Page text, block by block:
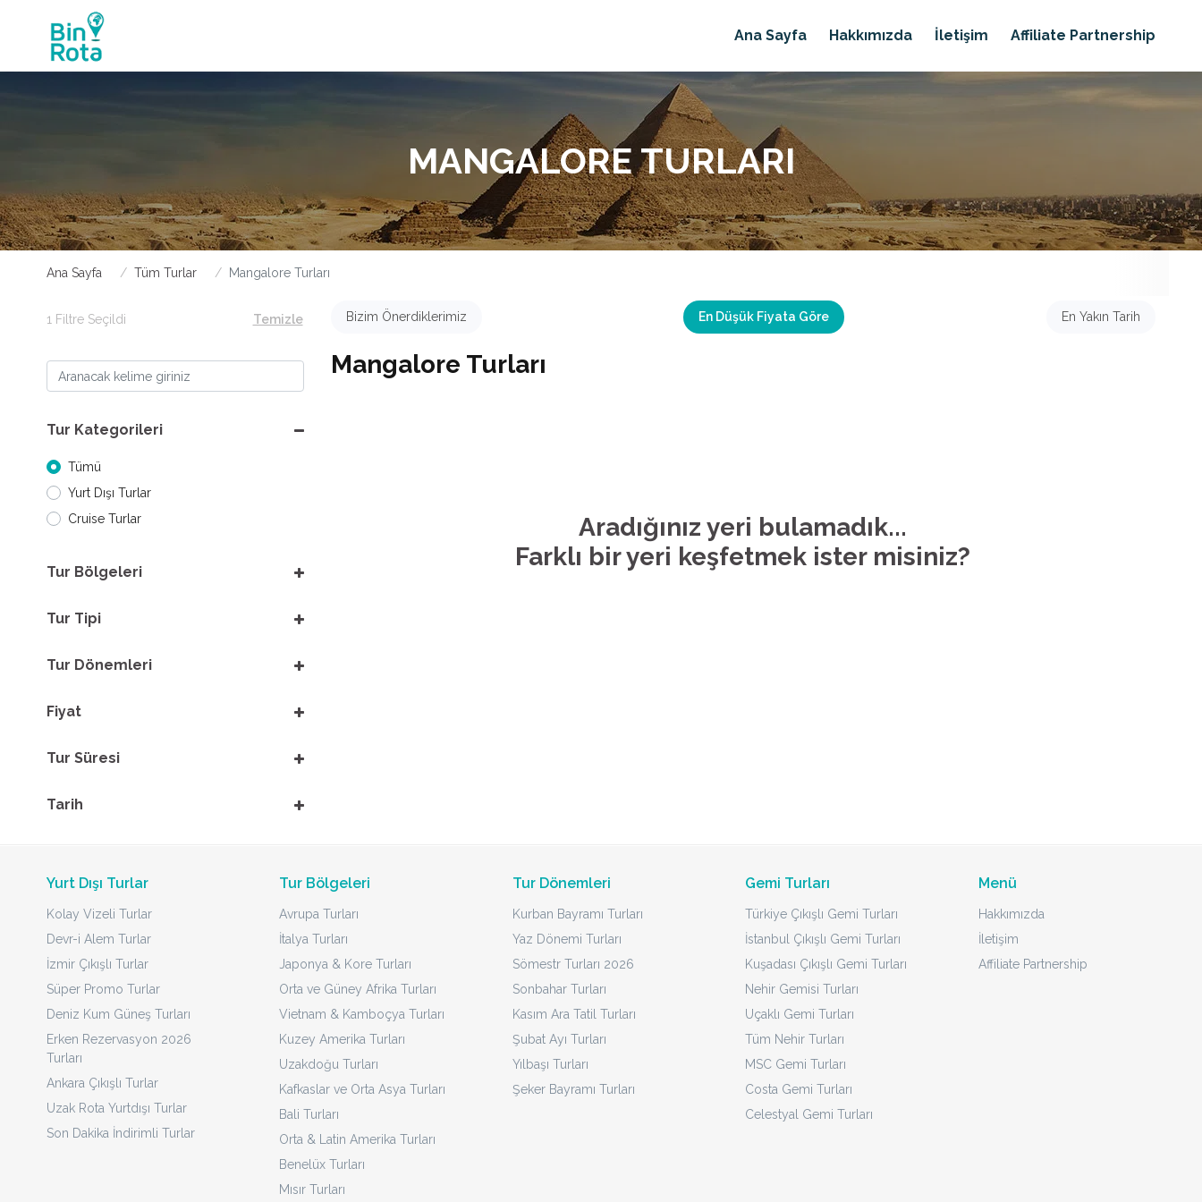
Ana Sayfa Hakkımızda İletişim Affiliate Partnership
MANGALORE TURLARI
Ana Sayfa Tüm Turlar Mangalore Turları
1 Filtre Seçildi Temizle
Tur Kategorileri
Tümü
Yurt Dışı Turlar
Cruise Turlar
Tur Bölgeleri
Tur Tipi
Tur Dönemleri
Fiyat
Tur Süresi
Tarih
Bizim Önerdiklerimiz En Düşük Fiyata Göre En Yakın Tarih
Mangalore Turları
Aradığınız yeri bulamadık...
Farklı bir yeri keşfetmek ister misiniz?
Yurt Dışı Turlar
Kolay Vizeli Turlar
Devr-i Alem Turlar
İzmir Çıkışlı Turlar
Süper Promo Turlar
Deniz Kum Güneş Turları
Erken Rezervasyon 2026
Turları
Ankara Çıkışlı Turlar
Uzak Rota Yurtdışı Turlar
Son Dakika İndirimli Turlar
Tur Bölgeleri
Avrupa Turları
İtalya Turları
Japonya & Kore Turları
Orta ve Güney Afrika Turları
Vietnam & Kamboçya Turları
Kuzey Amerika Turları
Uzakdoğu Turları
Kafkaslar ve Orta Asya Turları
Bali Turları
Orta & Latin Amerika Turları
Benelüx Turları
Mısır Turları
Tur Dönemleri
Kurban Bayramı Turları
Yaz Dönemi Turları
Sömestr Turları 2026
Sonbahar Turları
Kasım Ara Tatil Turları
Şubat Ayı Turları
Yılbaşı Turları
Şeker Bayramı Turları
Gemi Turları
Türkiye Çıkışlı Gemi Turları
İstanbul Çıkışlı Gemi Turları
Kuşadası Çıkışlı Gemi Turları
Nehir Gemisi Turları
Uçaklı Gemi Turları
Tüm Nehir Turları
MSC Gemi Turları
Costa Gemi Turları
Celestyal Gemi Turları
Menü
Hakkımızda
İletişim
Affiliate Partnership